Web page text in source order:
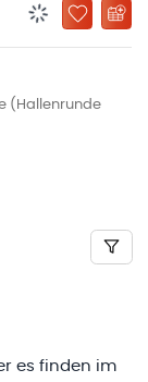
ZU
(Hallenrunde
es finden im